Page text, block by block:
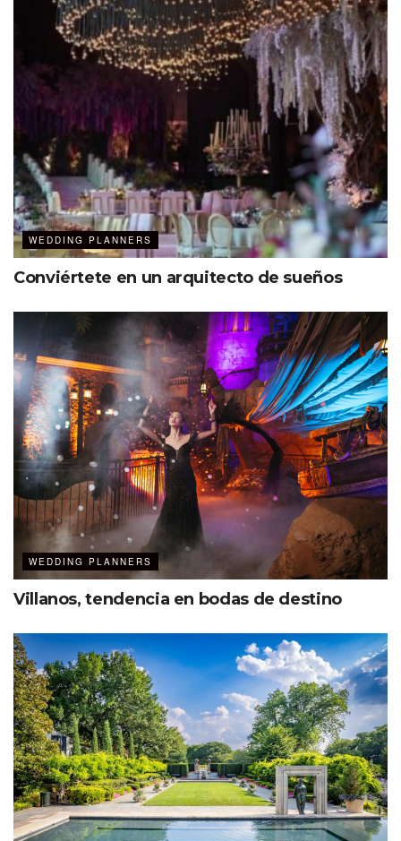
exclusiva conMDC – The Event Planner´s Magazine.
Para obtener esta certificación, el equipo de Hilton
Vallarta Riviera All-Inclusive Resort creó unbusiness case
y se sometió a una auditoria detallada de sus procesos,
desde la operación, la oferta de alimentos y bebidas, las
herramientas de medición para la satisfacción del cliente,
hasta las finanzas. La evaluación duró dos días y estuvo a
cargo de Camelú Millán, presidente de Bodas ABC
capítulo México.
Weddings by Hilton
El resort cuenta con diferentes escenarios para decir ¡sí,
acepto!, entre ellos:
Beach Club con aforo para 1,000 invitados
Sky bar ubicado en el piso 13
Áreas de piscinas para el coctel de bienvenida
WEDDING PLANNERS
Conviértete en un arquitecto de sueños
WEDDING PLANNERS
Villanos, tendencia en bodas de destino